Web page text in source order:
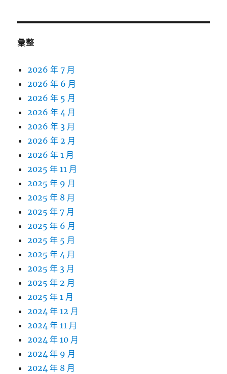
彙整
2026 年 7 月
2026 年 6 月
2026 年 5 月
2026 年 4 月
2026 年 3 月
2026 年 2 月
2026 年 1 月
2025 年 11 月
2025 年 9 月
2025 年 8 月
2025 年 7 月
2025 年 6 月
2025 年 5 月
2025 年 4 月
2025 年 3 月
2025 年 2 月
2025 年 1 月
2024 年 12 月
2024 年 11 月
2024 年 10 月
2024 年 9 月
2024 年 8 月